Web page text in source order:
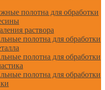
полотна для обработки
раствора
полотна для обработки
полотна для обработки
полотна для обработки